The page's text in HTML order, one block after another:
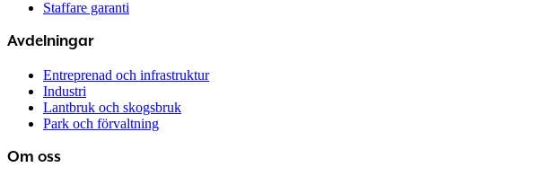
Staffare garanti
Avdelningar
Entreprenad och infrastruktur
Industri
Lantbruk och skogsbruk
Park och förvaltning
Om oss